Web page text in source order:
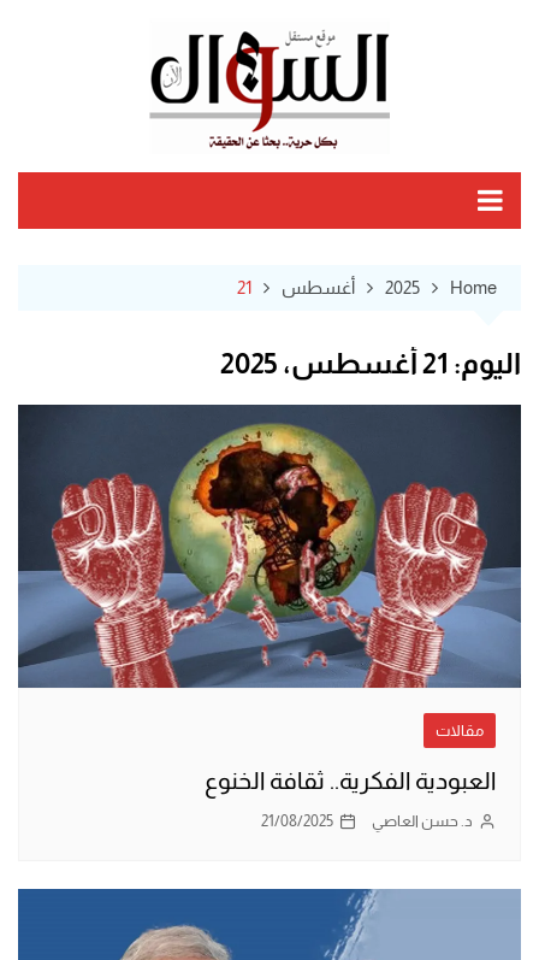
Home
2025 أغسطس 21
اليوم: 21 أغسطس، 2025
مقالات
العبودية الفكرية.. ثقافة الخنوع
د. حسن العاصي 21/08/2025